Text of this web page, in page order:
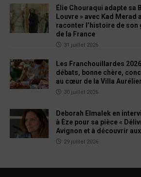
Élie Chouraqui adapte sa
Louvre » avec Kad Merad
raconter l’histoire de
de la France
31 juillet 2026
Les Franchouillardes
débats, bonne chère,
au cœur de la Villa
30 juillet 2026
Deborah Elmalek en
à Èze pour sa pièce «
Avignon et à découvrir
29 juillet 2026